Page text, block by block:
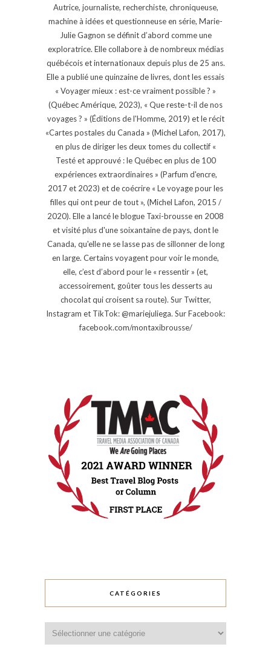
Autrice, journaliste, recherchiste, chroniqueuse,
machine à idées et questionneuse en série, Marie-
Julie Gagnon se définit d’abord comme une
exploratrice. Elle collabore à de nombreux médias
québécois et internationaux depuis plus de 25 ans.
Elle a publié une quinzaine de livres, dont les essais
« Voyager mieux : est-ce vraiment possible ? »
(Québec Amérique, 2023), « Que reste-t-il de nos
voyages ? » (Éditions de l'Homme, 2019) et le récit
«Cartes postales du Canada » (Michel Lafon, 2017),
en plus de diriger les deux tomes du collectif «
Testé et approuvé : le Québec en plus de 100
expériences extraordinaires » (Parfum d'encre,
2017 et 2023) et de coécrire « Le voyage pour les
filles qui ont peur de tout », (Michel Lafon, 2015 /
2020). Elle a lancé le blogue Taxi-brousse en 2008
et visité plus d'une soixantaine de pays, dont le
Canada, qu'elle ne se lasse pas de sillonner de long
en large. Certains voyagent pour voir le monde,
elle, c’est d’abord pour le « ressentir » (et,
accessoirement, goûter tous les desserts au
chocolat qui croisent sa route). Sur Twitter,
Instagram et TikTok: @mariejuliega. Sur Facebook:
facebook.com/montaxibrousse/
CATÉGORIES